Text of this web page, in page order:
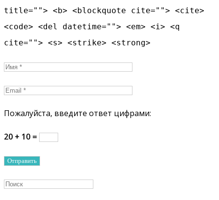
title=""> <b> <blockquote cite=""> <cite>
<code> <del datetime=""> <em> <i> <q
cite=""> <s> <strike> <strong>
Пожалуйста, введите ответ цифрами:
20 + 10 =